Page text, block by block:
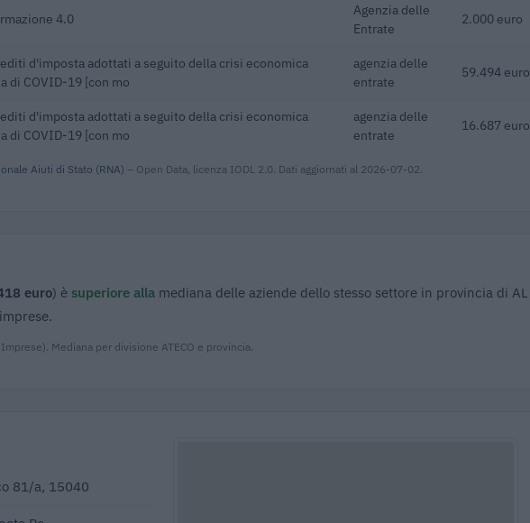
4.0
Agenzia delle
Entrate
2.000 euro
d'imposta adottati a seguito della crisi economica
di COVID-19 [con mo
agenzia delle
entrate
59.494 euro
d'imposta adottati a seguito della crisi economica
di COVID-19 [con mo
agenzia delle
entrate
16.687 euro
Aiuti di Stato (RNA) – Open Data, licenza IODL 2.0. Dati aggiornati al 2026-07-02.
euro) è superiore alla mediana delle aziende dello stesso settore in provincia di AL
Mediana per divisione ATECO e provincia.
81/a, 15040